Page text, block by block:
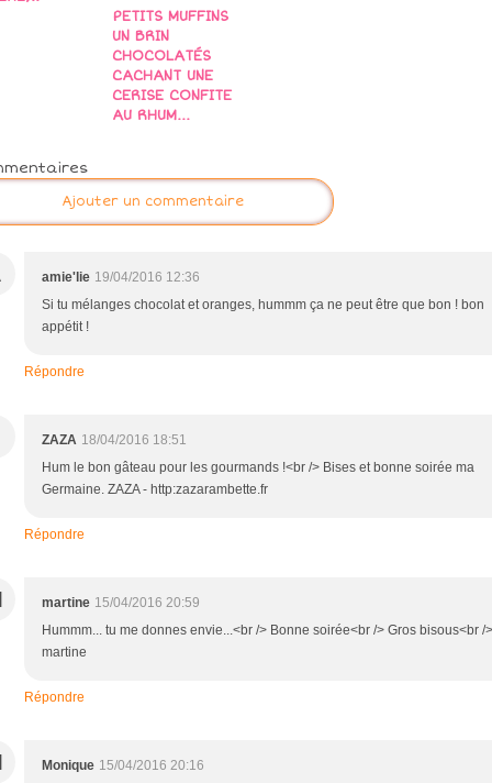
PETITS MUFFINS
UN BRIN
CHOCOLATÉS
CACHANT UNE
CERISE CONFITE
AU RHUM...
Ajouter un commentaire
amie'lie 19/04/2016 12:36
Si tu mélanges chocolat et oranges, hummm ça ne peut être que bon ! bon
appétit !
Répondre
ZAZA 18/04/2016 18:51
Hum le bon gâteau pour les gourmands !<br /> Bises et bonne soirée ma
Germaine. ZAZA - http:zazarambette.fr
Répondre
martine 15/04/2016 20:59
Hummm... tu me donnes envie...<br /> Bonne soirée<br /> Gros bisous<br />
martine
Répondre
Monique 15/04/2016 20:16